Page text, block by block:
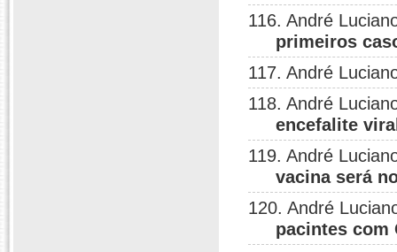
116. André
primeiros
117. André
118. André
encefalite
119. André
vacina será
120. André
pacintes com